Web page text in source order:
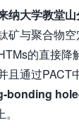
纳大学教堂
矿与聚合物
的直接
且通过PACT
bonding